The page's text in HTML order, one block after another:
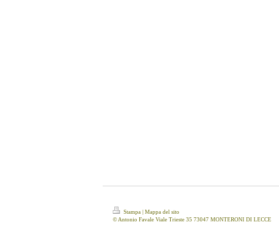
Stampa | Mappa del sito
© Antonio Favale Viale Trieste 35 73047 MONTERONI DI LECCE